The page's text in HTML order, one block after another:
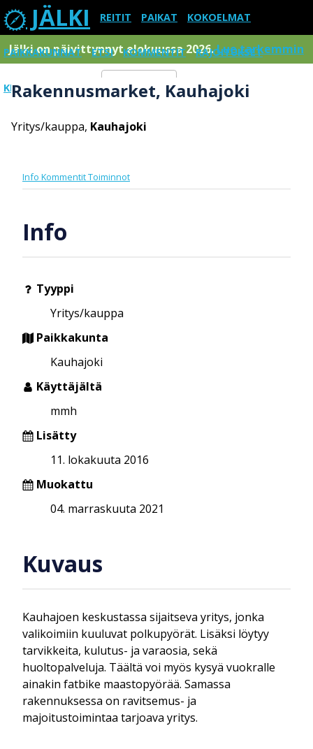
JÄLKI REITIT PAIKAT KOKOELMAT
PAIKKAKUNNAT ETSI KOMMENTIT RAJOITUKSET
KIRJAUDU SISÄÄN Menu
Jälki on päivittynnyt elokuussa 2026.Lue tarkemmin
Rakennusmarket, Kauhajoki
Yritys/kauppa, Kauhajoki
Info KommentitToiminnot
Info
Tyyppi
Yritys/kauppa
Paikkakunta
Kauhajoki
Käyttäjältä
mmh
Lisätty
11. lokakuuta 2016
Muokattu
04. marraskuuta 2021
Kuvaus
Kauhajoen keskustassa sijaitseva yritys, jonka
valikoimiin kuuluvat polkupyörät. Lisäksi löytyy
tarvikkeita, kulutus- ja varaosia, sekä
huoltopalveluja. Täältä voi myös kysyä vuokralle
ainakin fatbike maastopyörää. Samassa
rakennuksessa on ravitsemus- ja
majoitustoimintaa tarjoava yritys.